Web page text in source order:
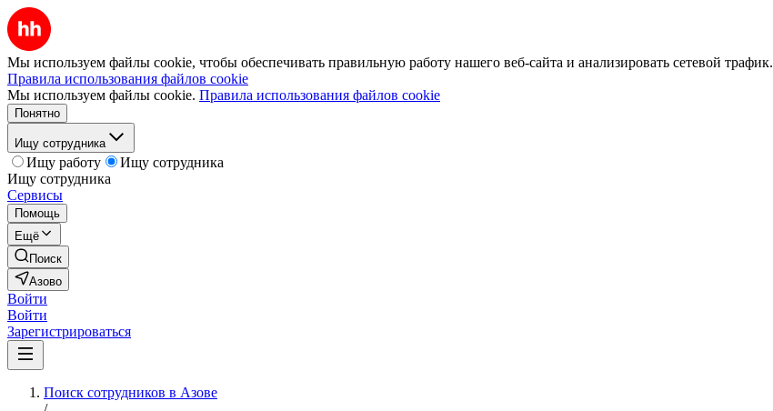
Мы используем файлы cookie, чтобы обеспечивать правильную работу нашего веб-сайта и анализировать сетевой трафик.
Правила использования файлов cookie
Мы используем файлы cookie. Правила использования файлов cookie
Понятно
Ищу сотрудника
Ищу работу
Ищу сотрудника
Ищу сотрудника
Сервисы
Помощь
Ещё
Поиск
Азово
Войти
Войти
Зарегистрироваться
Поиск сотрудников в Азове